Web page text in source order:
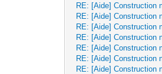
RE: [Aide] Construction
RE: [Aide] Construction
RE: [Aide] Construction
RE: [Aide] Construction
RE: [Aide] Construction
RE: [Aide] Construction
RE: [Aide] Construction